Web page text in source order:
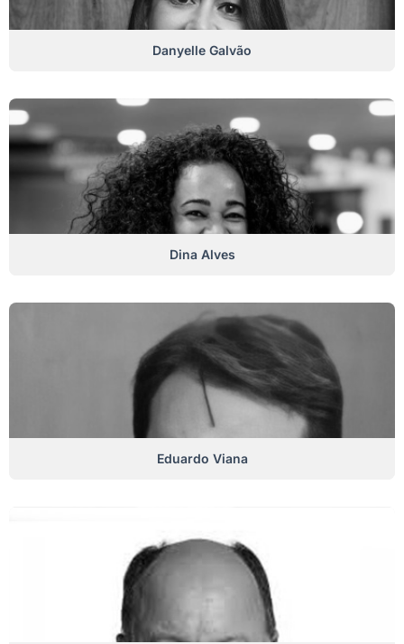
Danyelle Galvão
Dina Alves
Eduardo Viana